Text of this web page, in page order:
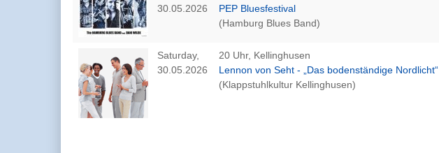
30.05.2026
PEP Bluesfestival
(Hamburg Blues Band)
Saturday,
30.05.2026
20 Uhr, Kellinghusen
Lennon von Seht - „Das bodenständige Nordlicht“
(Klappstuhlkultur Kellinghusen)